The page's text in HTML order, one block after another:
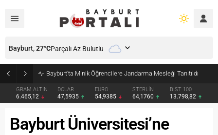
Bayburt’ta Minik Öğrencilere Jandarma Mesleği Tanıtıldı
GRAM ALTIN
6.465,12
DOLAR
47,5935
EURO
54,9385
STERLİN
64,1760
BIST 100
13.798,82
Bayburt,27°CParçalı Az Bulutlu
Bayburt Üniversitesi’ne